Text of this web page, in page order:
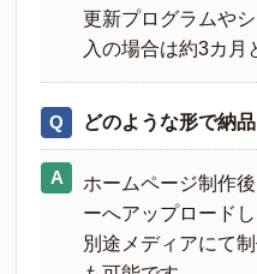
更新プログラムや
入の場合は約3カ月
どのような形で納
ホームページ制作
ーへアップロード
別途メディアにて